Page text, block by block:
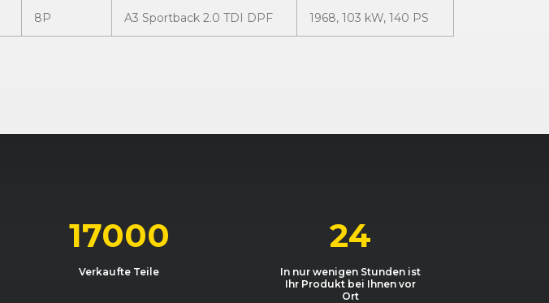
8P A3 Sportback 2.0 TDI DPF 1968, 103 kW, 140 PS
8P A3 Sportback 2.0 TFSI 1984, 147 kW, 200 PS
17000
Verkaufte Teile
24
In nur wenigen Stunden ist
Ihr Produkt bei Ihnen vor
Ort